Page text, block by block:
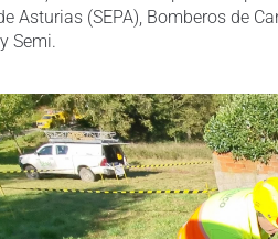
Asturias (SEPA), Bomberos de
Semi.